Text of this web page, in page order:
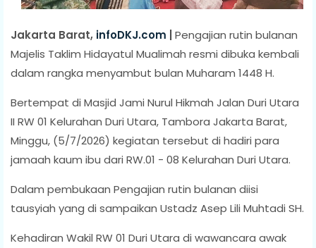
Jakarta Barat, infoDKJ.com
Pengajian rutin bulanan
Majelis Taklim Hidayatul Mualimah resmi dibuka kembali
dalam rangka menyambut bulan Muharam 1448 H.
Bertempat di Masjid Jami Nurul Hikmah Jalan Duri Utara
II RW 01 Kelurahan Duri Utara, Tambora Jakarta Barat,
Minggu, (5/7/2026) kegiatan tersebut di hadiri para
jamaah kaum ibu dari RW.01 - 08 Kelurahan Duri Utara.
Dalam pembukaan Pengajian rutin bulanan diisi
tausyiah yang di sampaikan Ustadz Asep Lili Muhtadi SH.
Kehadiran Wakil RW 01 Duri Utara di wawancara awak